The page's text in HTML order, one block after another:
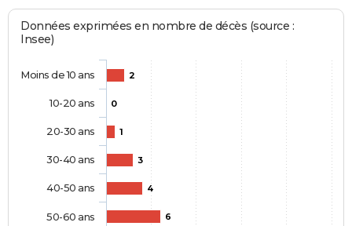
Données exprimées en nombre de décès (source :
Insee)
2
0
1
3
4
6
Moins de 10 ans
10-20 ans
20-30 ans
30-40 ans
40-50 ans
50-60 ans